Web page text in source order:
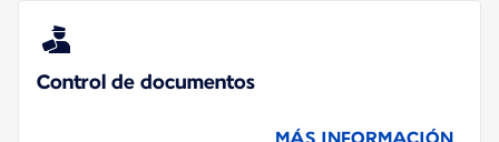
Control de documentos